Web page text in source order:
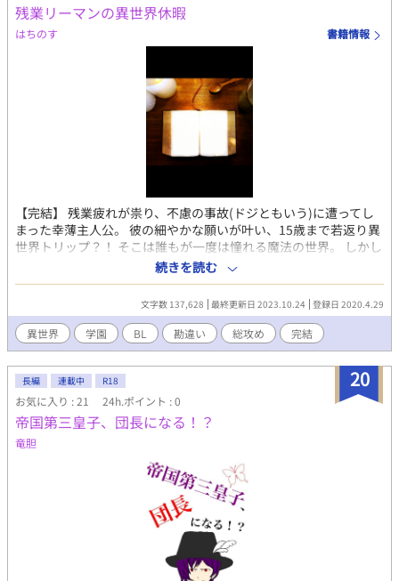
残業リーマンの異世界休暇
はちのす 書籍情報
【完結】 残業疲れが祟り、不慮の事故(ドジともいう)に遭ってし
まった幸薄主人公。 彼の細やかな願いが叶い、15歳まで若返り異
世界トリップ？！ そこは誰もが一度は憧れる魔法の世界。 しかし
主人公は魔力0、魔法にも掛からない体質だった。 ◯普通の人間
の主人公(鈍感)が、魔法学校で奇人変人個性強めな登場人物を無
自覚にたらしこみます。 【attention】 ・Tueee系ではないです
・主人公総攻め(？) ・勘違い要素多分にあり ・R15保険で入れて
ます。ただ動物をモフッてるだけです。 ★初投稿作品
続きを読む
文字数 137,628 最終更新日 2023.10.24 登録日 2020.4.29
異世界 学園 BL 勘違い 総攻め 完結
20
長編 連載中 R18
お気に入り : 21 24h.ポイント : 0
帝国第三皇子、団長になる！？
竜胆